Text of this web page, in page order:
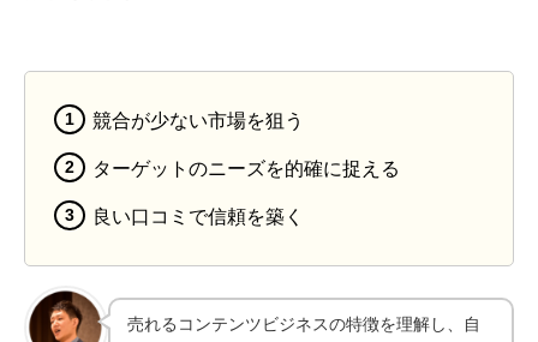
競合が少ない市場を狙う
ターゲットのニーズを的確に捉える
良い口コミで信頼を築く
売れるコンテンツビジネスの特徴を理解し、自